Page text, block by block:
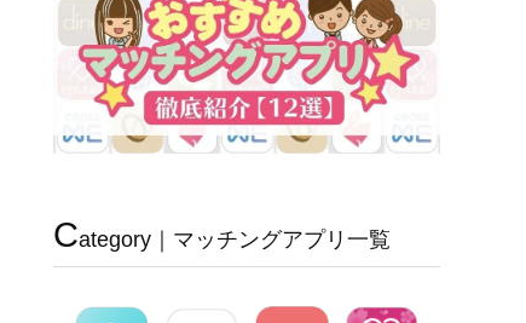
Category｜マッチングアプリ一覧